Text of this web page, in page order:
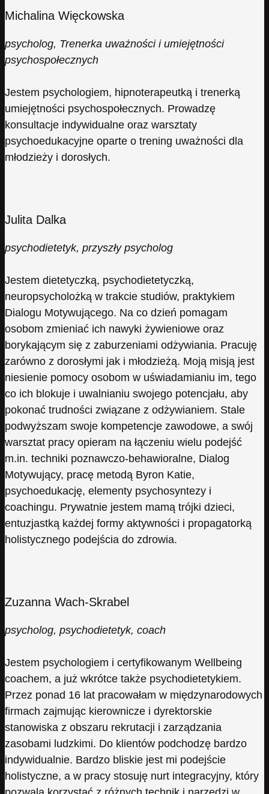
Michalina Więckowska
psycholog, Trenerka uważności i umiejętności
psychospołecznych
Jestem psychologiem, hipnoterapeutką i trenerką
umiejętności psychospołecznych. Prowadzę
konsultacje indywidualne oraz warsztaty
psychoedukacyjne oparte o trening uważności dla
młodzieży i dorosłych.
Julita Dalka
psychodietetyk, przyszły psycholog
Jestem dietetyczką, psychodietetyczką,
neuropsycholożką w trakcie studiów, praktykiem
Dialogu Motywującego. Na co dzień pomagam
osobom zmieniać ich nawyki żywieniowe oraz
borykającym się z zaburzeniami odżywiania. Pracuję
zarówno z dorosłymi jak i młodzieżą. Moją misją jest
niesienie pomocy osobom w uświadamianiu im, tego
co ich blokuje i uwalnianiu swojego potencjału, aby
pokonać trudności związane z odżywianiem. Stale
podwyższam swoje kompetencje zawodowe, a swój
warsztat pracy opieram na łączeniu wielu podejść
m.in. techniki poznawczo-behawioralne, Dialog
Motywujący, pracę metodą Byron Katie,
psychoedukację, elementy psychosyntezy i
coachingu. Prywatnie jestem mamą trójki dzieci,
entuzjastką każdej formy aktywności i propagatorką
holistycznego podejścia do zdrowia.
Zuzanna Wach-Skrabel
psycholog, psychodietetyk, coach
Jestem psychologiem i certyfikowanym Wellbeing
coachem, a już wkrótce także psychodietetykiem.
Przez ponad 16 lat pracowałam w międzynarodowych
firmach zajmując kierownicze i dyrektorskie
stanowiska z obszaru rekrutacji i zarządzania
zasobami ludzkimi. Do klientów podchodzę bardzo
indywidualnie. Bardzo bliskie jest mi podejście
holistyczne, a w pracy stosuję nurt integracyjny, który